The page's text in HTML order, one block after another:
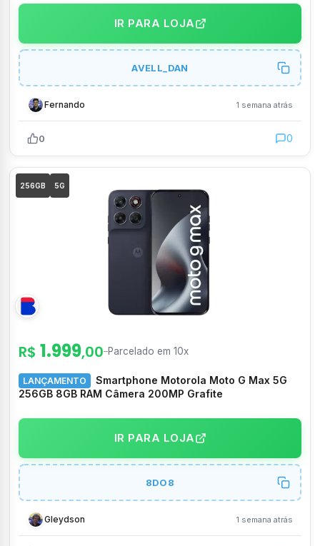
IR PARA LOJA
AVELL_DAN
Fernando 1 semana atrás
0 0
256GB 5G
R$ 1.999,00–Parcelado em 10x
LANÇAMENTO
Smartphone Motorola Moto G Max 5G
256GB 8GB RAM Câmera 200MP Grafite
IR PARA LOJA
8DO8
Gleydson 1 semana atrás